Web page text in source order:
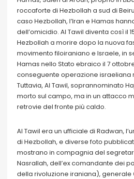
roccaforte di Hezbollah a sud di
caso Hezbollah, l’Iran e Hamas
dell’omicidio. Al Tawil diventa così il
Hezbollah a morire dopo la nuova
movimento filoiraniano e Israele, in
Hamas nello Stato ebraico il 7
conseguente operazione israeliana
Tuttavia, Al Tawil, soprannominato
morto sul campo, ma in un attacco
retrovie del fronte più caldo.
Al Tawil era un ufficiale di Radwan,
di Hezbollah, e diverse foto
mostrano in compagnia del
Nasrallah, dell’ex comandante dei
della rivoluzione iraniana), generale